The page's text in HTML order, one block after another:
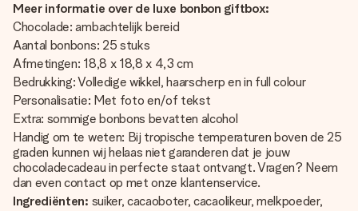
Meer informatie over de luxe bonbon giftbox:
Chocolade: ambachtelijk bereid
Aantal bonbons: 25 stuks
Afmetingen: 18,8 x 18,8 x 4,3 cm
Bedrukking: Volledige wikkel, haarscherp en in full colour
Personalisatie: Met foto en/of tekst
Extra: sommige bonbons bevatten alcohol
Handig om te weten: Bij tropische temperaturen boven de 25
graden kunnen wij helaas niet garanderen dat je jouw
chocoladecadeau in perfecte staat ontvangt. Vragen? Neem
dan even contact op met onze klantenservice.
Ingrediënten: suiker, cacaoboter, cacaolikeur, melkpoeder,